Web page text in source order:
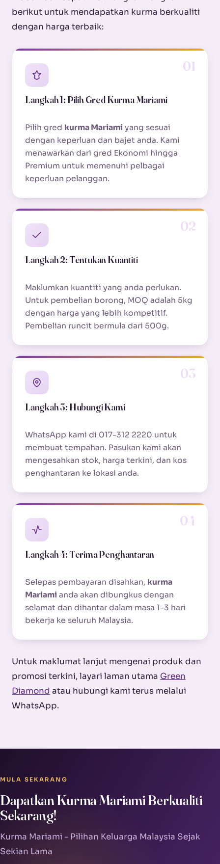
berikut untuk mendapatkan kurma berkualiti
dengan harga terbaik:
01
Langkah 1: Pilih Gred Kurma Mariami
Pilih gred kurma Mariami yang sesuai
dengan keperluan dan bajet anda. Kami
menawarkan dari gred Ekonomi hingga
Premium untuk memenuhi pelbagai
keperluan pelanggan.
02
Langkah 2: Tentukan Kuantiti
Maklumkan kuantiti yang anda perlukan.
Untuk pembelian borong, MOQ adalah 5kg
dengan harga yang lebih kompetitif.
Pembelian runcit bermula dari 500g.
03
Langkah 3: Hubungi Kami
WhatsApp kami di 017-312 2220 untuk
membuat tempahan. Pasukan kami akan
mengesahkan stok, harga terkini, dan kos
penghantaran ke lokasi anda.
04
Langkah 4: Terima Penghantaran
Selepas pembayaran disahkan, kurma
Mariami anda akan dibungkus dengan
selamat dan dihantar dalam masa 1-3 hari
bekerja ke seluruh Malaysia.
Untuk maklumat lanjut mengenai produk dan
promosi terkini, layari laman utama Green
Diamond atau hubungi kami terus melalui
WhatsApp.
MULA SEKARANG
Dapatkan Kurma Mariami Berkualiti
Sekarang!
Kurma Mariami - Pilihan Keluarga Malaysia Sejak
Sekian Lama